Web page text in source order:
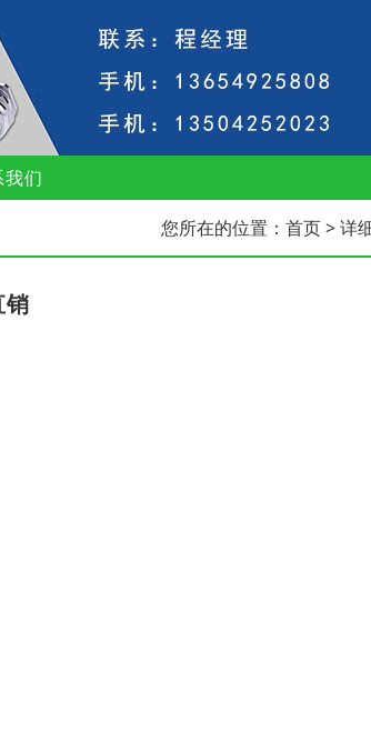
们
您所在的位置： 首页> 详
销